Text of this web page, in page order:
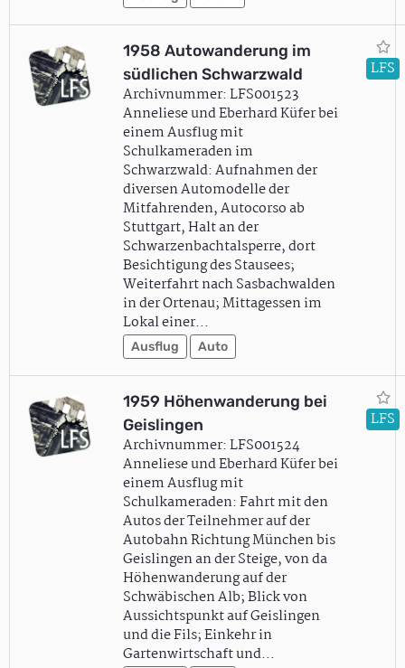
1958 Autowanderung im
südlichen Schwarzwald
Archivnummer: LFS001523
Anneliese und Eberhard Küfer bei
einem Ausflug mit
Schulkameraden im
Schwarzwald: Aufnahmen der
diversen Automodelle der
Mitfahrenden, Autocorso ab
Stuttgart, Halt an der
Schwarzenbachtalsperre, dort
Besichtigung des Stausees;
Weiterfahrt nach Sasbachwalden
in der Ortenau; Mittagessen im
Lokal einer…
Ausflug Auto
LFS
1959 Höhenwanderung bei
Geislingen
Archivnummer: LFS001524
Anneliese und Eberhard Küfer bei
einem Ausflug mit
Schulkameraden: Fahrt mit den
Autos der Teilnehmer auf der
Autobahn Richtung München bis
Geislingen an der Steige, von da
Höhenwanderung auf der
Schwäbischen Alb; Blick von
Aussichtspunkt auf Geislingen
und die Fils; Einkehr in
Gartenwirtschaft und…
LFS